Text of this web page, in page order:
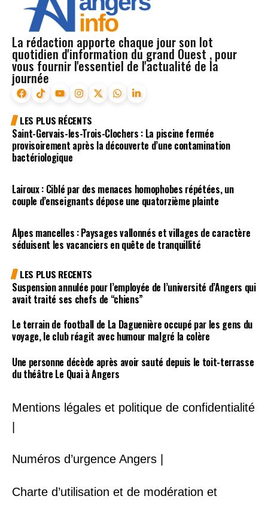
La rédaction apporte chaque jour son lot
quotidien d'information du grand Ouest , pour
vous fournir l'essentiel de l'actualité de la
journée
LES PLUS RÉCENTS
Saint-Gervais-les-Trois-Clochers : La piscine fermée
provisoirement après la découverte d’une contamination
bactériologique
Lairoux : Ciblé par des menaces homophobes répétées, un
couple d’enseignants dépose une quatorzième plainte
Alpes mancelles : Paysages vallonnés et villages de caractère
séduisent les vacanciers en quête de tranquillité
LES PLUS RECENTS
Suspension annulée pour l’employée de l’université d’Angers qui
avait traité ses chefs de “chiens”
Le terrain de football de La Daguenière occupé par les gens du
voyage, le club réagit avec humour malgré la colère
Une personne décède après avoir sauté depuis le toit-terrasse
du théâtre Le Quai à Angers
Mentions légales et politique de confidentialité
Numéros d’urgence Angers |
Charte d’utilisation et de modération et